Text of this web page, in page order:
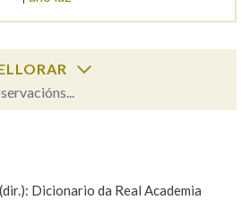
DE BUSCA
Dicionario da Real Academia